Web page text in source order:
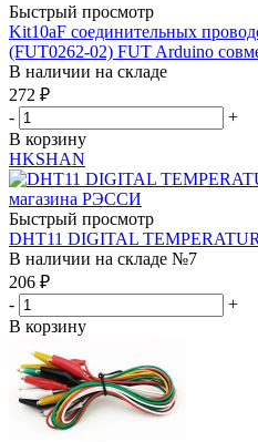
Быстрый просмотр
Kit10aF соединительных
(FUT0262-02) FUT Arduino
В наличии на складе
272 ₽
-
+
В корзину
HKSHAN
Быстрый просмотр
DHT11 DIGITAL
В наличии на складе №7
206 ₽
-
+
В корзину